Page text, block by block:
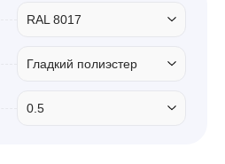
RAL 8017
Гладкий полиэстер
0.5